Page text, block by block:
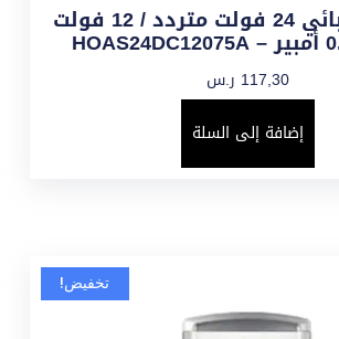
محول كهربائي 24 فولت متردد / 12 فولت
117,30 ر.س
إضافة إلى السلة
تخفيض!